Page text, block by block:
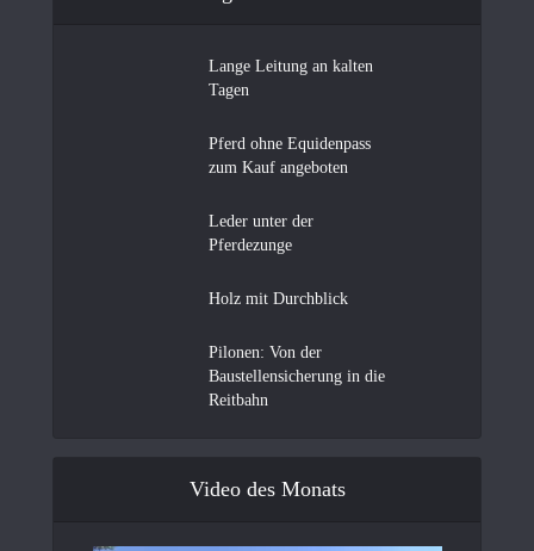
Lange Leitung an kalten
Tagen
Pferd ohne Equidenpass
zum Kauf angeboten
Leder unter der
Pferdezunge
Holz mit Durchblick
Pilonen: Von der
Baustellensicherung in die
Reitbahn
Video des Monats